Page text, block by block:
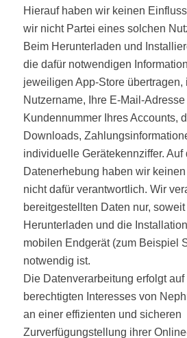
Hierauf haben wir keinen
wir nicht Partei eines solchen
Beim Herunterladen und
die dafür notwendigen
jeweiligen App-Store übertragen,
Nutzername, Ihre E-Mail-
Kundennummer Ihres Accounts,
Downloads,
individuelle Gerätekennziffer. Auf
Datenerhebung haben wir
nicht dafür verantwortlich. Wir
bereitgestellten Daten nur,
Herunterladen und die
mobilen Endgerät (zum Beispiel
notwendig ist.
Die Datenverarbeitung erfolgt
berechtigten Interesses von
an einer effizienten und sicheren
Zurverfügungstellung ihrer